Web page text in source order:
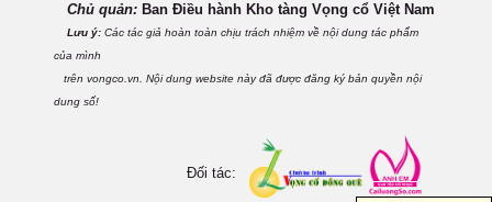
Chủ quản: Ban Điều hành Kho tàng Vọng cổ Việt Nam
Lưu ý: Các tác giả hoàn toàn chịu trách nhiệm về nội dung tác phẩm
của mình
trên vongco.vn. Nội dung website này đã được đăng ký bản quyền nội
dung số!
Đối tác: